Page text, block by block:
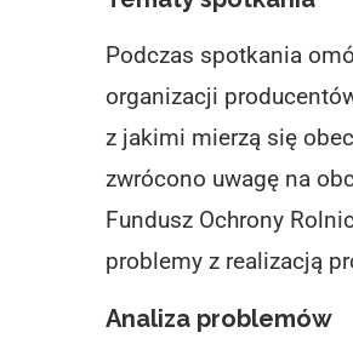
Podczas spotkania
organizacji
z jakimi mierzą się
zwrócono uwagę na
Fundusz Ochrony
problemy z realizacją
Analiza problemów